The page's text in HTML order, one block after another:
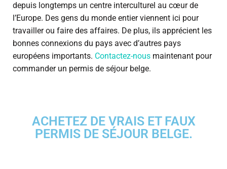
depuis longtemps un centre interculturel au cœur de
l’Europe. Des gens du monde entier viennent ici pour
travailler ou faire des affaires. De plus, ils apprécient les
bonnes connexions du pays avec d’autres pays
européens importants. Contactez-nous maintenant pour
commander un permis de séjour belge.
ACHETEZ DE VRAIS ET FAUX
PERMIS DE SÉJOUR BELGE.